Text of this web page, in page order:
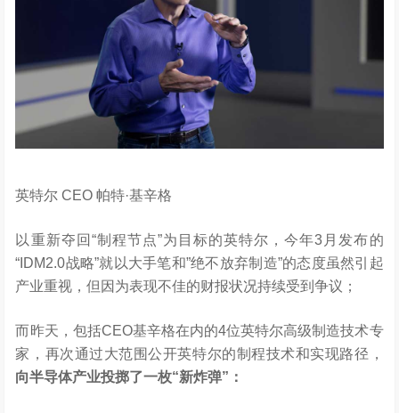
英特尔 CEO 帕特·基辛格
以重新夺回“制程节点”为目标的英特尔，今年3月发布的
“IDM2.0战略”就以大手笔和”绝不放弃制造”的态度虽然引起
产业重视，但因为表现不佳的财报状况持续受到争议；
而昨天，包括CEO基辛格在内的4位英特尔高级制造技术专
家，再次通过大范围公开英特尔的制程技术和实现路径，
向半导体产业投掷了一枚“新炸弹”：